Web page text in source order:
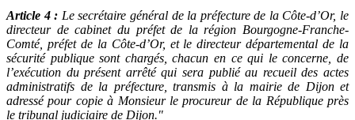
Article 4 : Le secrétaire général de la préfecture de la Côte-d’Or, le
directeur de cabinet du préfet de la région Bourgogne-Franche-
Comté, préfet de la Côte-d’Or, et le directeur départemental de la
sécurité publique sont chargés, chacun en ce qui le concerne, de
l’exécution du présent arrêté qui sera publié au recueil des actes
administratifs de la préfecture, transmis à la mairie de Dijon et
adressé pour copie à Monsieur le procureur de la République près
le tribunal judiciaire de Dijon."